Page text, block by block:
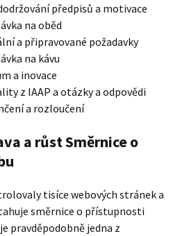
předpisů a motivace
na oběd
a připravované požadavky
na kávu
a inovace
z IAAP a otázky a odpovědi
a rozloučení
a růst Směrnice o
tisíce webových stránek a
směrnice o přístupnosti
pravděpodobně jedna z